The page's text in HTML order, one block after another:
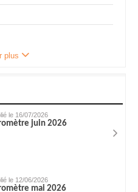
plus
le 16/07/2026
juin 2026
le 12/06/2026
mai 2026